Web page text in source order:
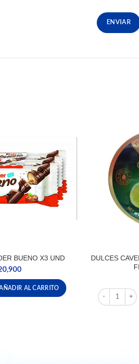
BUENO X3 UND
BUENO X3 UND cantidad
AL CARRITO
DULCES
DULCES